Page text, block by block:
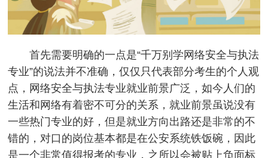
首先需要明确的一点是“千万别学网络安全与执法
专业”的说法并不准确，仅仅只代表部分考生的个人观
点，网络安全与执法专业就业前景广泛，如今人们的
生活和网络有着密不可分的关系，就业前景虽说没有
一些热门专业的好，但是就业方向出路还是非常的不
错的，对口的岗位基本都是在公安系统铁饭碗，因此
是一个非常值得报考的专业，之所以会被贴上负面标